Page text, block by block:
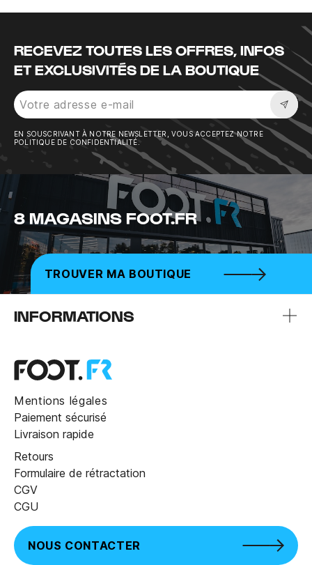
RECEVEZ TOUTES LES OFFRES, INFOS
ET EXCLUSIVITÉS DE LA BOUTIQUE
EN SOUSCRIVANT À NOTRE NEWSLETTER, VOUS ACCEPTEZ NOTRE
POLITIQUE DE CONFIDENTIALITÉ.
8 MAGASINS FOOT.FR
TROUVER MA BOUTIQUE
INFORMATIONS
Mentions légales
Paiement sécurisé
Livraison rapide
Retours
Formulaire de rétractation
CGV
CGU
NOUS CONTACTER